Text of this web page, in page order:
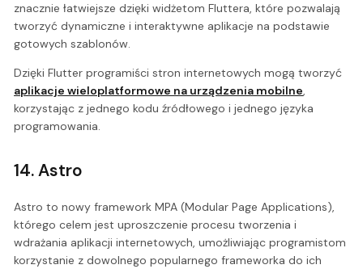
znacznie łatwiejsze dzięki widżetom Fluttera, które pozwalają
tworzyć dynamiczne i interaktywne aplikacje na podstawie
gotowych szablonów.
Dzięki Flutter programiści stron internetowych mogą tworzyć
aplikacje wieloplatformowe na urządzenia mobilne,
korzystając z jednego kodu źródłowego i jednego języka
programowania.
14. Astro
Astro to nowy framework MPA (Modular Page Applications),
którego celem jest uproszczenie procesu tworzenia i
wdrażania aplikacji internetowych, umożliwiając programistom
korzystanie z dowolnego popularnego frameworka do ich